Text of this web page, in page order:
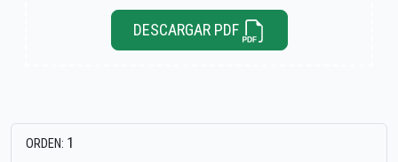
DESCARGAR PDF
ORDEN: 1